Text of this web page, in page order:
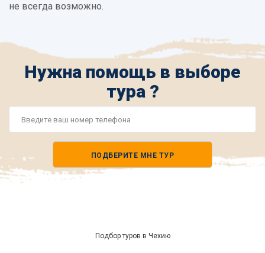
не всегда возможно.
Нужна помощь в выборе
тура ?
ПОДБЕРИТЕ МНЕ ТУР
Подбор туров в Чехию